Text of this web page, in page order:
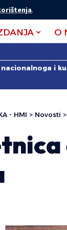
.
O
i
- HMI > Novosti >